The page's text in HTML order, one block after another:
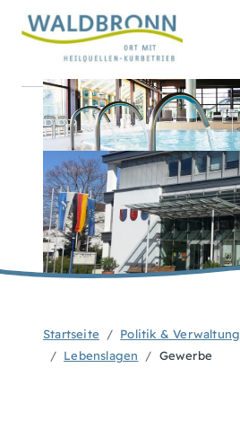
Startseite Politik & Verwaltung
Lebenslagen
Gewerbe